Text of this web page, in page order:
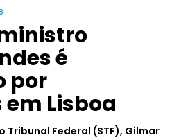
é
por
Lisboa
Tribunal Federal (STF), Gilmar